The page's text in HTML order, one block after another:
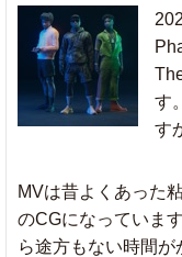
す
す
MVは昔よくあった
のCGになっていま
ら途方もない時間が